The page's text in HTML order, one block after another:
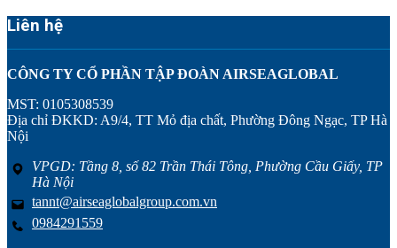
Liên hệ
CÔNG TY CỔ PHẦN TẬP ĐOÀN AIRSEAGLOBAL
MST: 0105308539
Địa chỉ ĐKKD: A9/4, TT Mỏ địa chất, Phường Đông Ngạc, TP Hà
Nội
VPGD: Tầng 8, số 82 Trần Thái Tông, Phường Cầu Giấy, TP
Hà Nội
tannt@airseaglobalgroup.com.vn
0984291559